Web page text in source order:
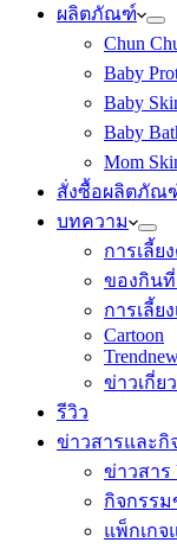
ผลิตภัณฑ์
Chun
Baby
Baby
Baby
Mom
สั่งซื้อผลิตภัณ
บทความ
การเลี้ย
ของกิน
การเลี้ย
Cartoon
ข่าวเกี่ย
รีวิว
ข่าวสารและกิ
ข่าวสาร
กิจกรรม
แพ็กเก